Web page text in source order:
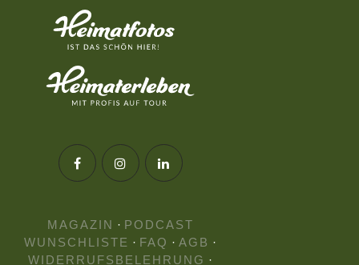
MAGAZIN · PODCAST
WUNSCHLISTE · FAQ · AGB ·
WIDERRUFSBELEHRUNG ·